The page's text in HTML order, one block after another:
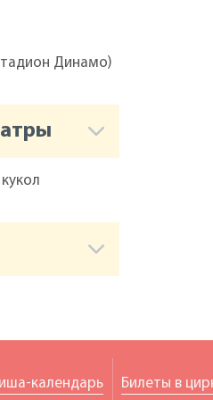
Динамо)
календарь Билеты в